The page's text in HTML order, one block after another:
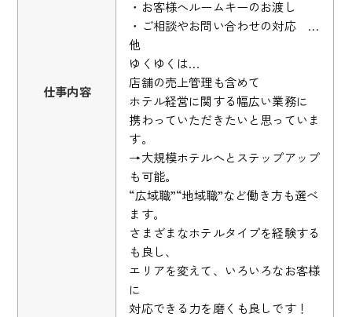
仕事内容
・お客様へルームキーのお渡し
・ご相談やお問い合わせの対応 …
他
ゆくゆくは…
店舗の売上管理も含めて
ホテル経営に関する幅広い業務に
携わっていただきたいと思っていま
す。
→大規模ホテルへとステップアップ
も可能。
“広域職”“地域職”など働き方も選べ
ます。
さまざまなホテルタイプを経験する
も良し、
エリアを変えて、いろいろなお客様
に
対応できる力を磨くも良しです！